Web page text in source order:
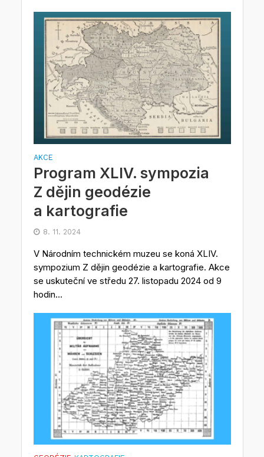
AKCE
Program XLIV. sympozia
Z dějin geodézie
a kartografie
8. 11. 2024
V Národním technickém muzeu se koná XLIV.
sympozium Z dějin geodézie a kartografie. Akce
se uskuteční ve středu 27. listopadu 2024 od 9
hodin...